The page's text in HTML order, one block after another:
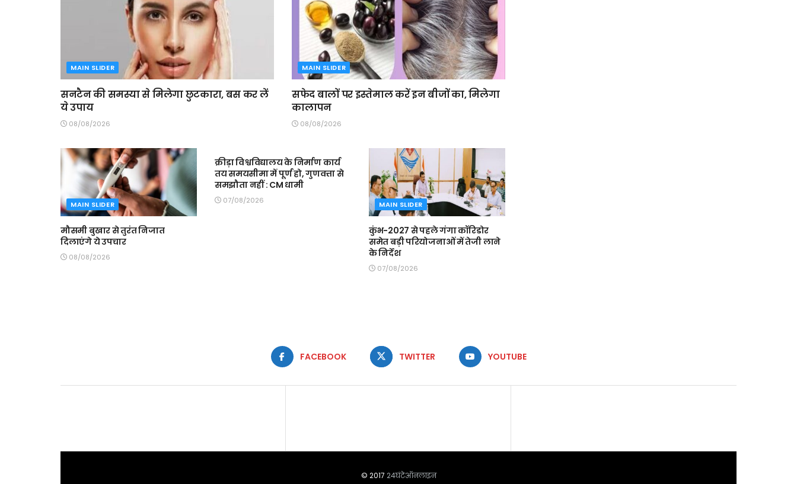
MAIN SLIDER
सनटैन की समस्या से मिलेगा छुटकारा, बस कर लें
ये उपाय
08/08/2026
MAIN SLIDER
सफेद बालों पर इस्तेमाल करें इन बीजों का, मिलेगा
कालापन
08/08/2026
MAIN SLIDER
मौसमी बुखार से तुरंत निजात
दिलाएंगे ये उपचार
08/08/2026
क्रीड़ा विश्वविद्यालय के निर्माण कार्य
तय समयसीमा में पूर्ण हो, गुणवत्ता से
समझौता नहीं : CM धामी
07/08/2026 MAIN SLIDER
कुंभ-2027 से पहले गंगा कॉरिडोर
समेत बड़ी परियोजनाओं में तेजी लाने
के निर्देश
07/08/2026
FACEBOOK TWITTER YOUTUBE
© 2017 24घंटेऑनलाइन